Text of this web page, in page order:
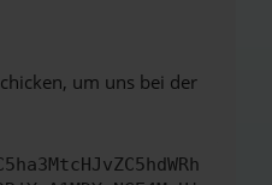
um uns bei der